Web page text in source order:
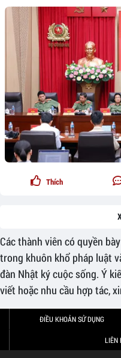
Thích
Các thành viên có quyền
trong khuôn khổ pháp luật
đàn Nhật ký cuộc sống. Ý
viết hoặc nhu cầu hợp tác,
ĐIỀU KHOẢN SỬ DỤNG
LIÊN